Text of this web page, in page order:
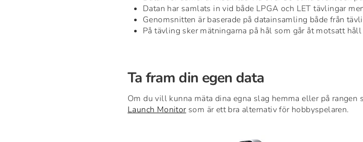
Datan har samlats in vid både LPGA och LET tävlingar
Genomsnitten är baserade på datainsamling både från
På tävling sker mätningarna på hål som går åt motsatt
Ta fram din egen data
Om du vill kunna mäta dina egna slag hemma eller på rangen
Launch Monitorsom är ett bra alternativ för hobbyspelaren.